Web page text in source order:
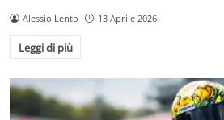
Alessio Lento 13 Aprile 2026
Leggi di più